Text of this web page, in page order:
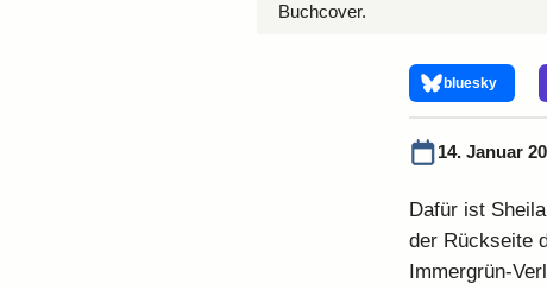
Buchcover.
bluesky
14. Januar
Dafür ist
der Rückseite
Immergrün-